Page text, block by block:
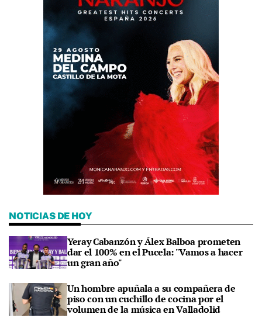
NOTICIAS DE HOY
Yeray Cabanzón y Álex Balboa prometen
dar el 100% en el Pucela: "Vamos a hacer
un gran año"
Un hombre apuñala a su compañera de
piso con un cuchillo de cocina por el
volumen de la música en Valladolid